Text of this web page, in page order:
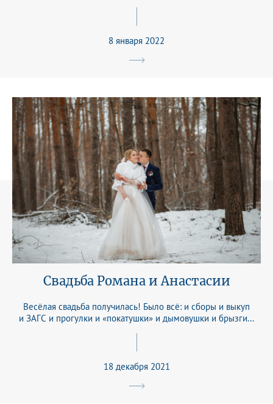
8 января 2022
Свадьба Романа и Анастасии
Весёлая свадьба получилась! Было всё: и сборы и выкуп
и ЗАГС и прогулки и «покатушки» и дымовушки и брызги...
18 декабря 2021